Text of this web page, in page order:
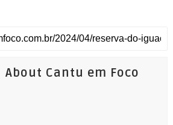
About Cantu em Foco